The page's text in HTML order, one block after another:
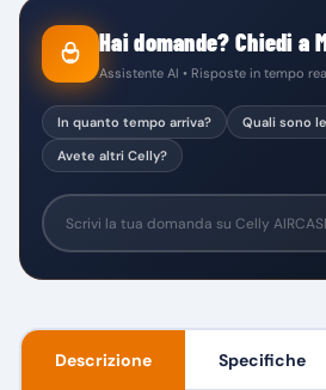
Hai domande? Chiedi a
Assistente AI • Risposte in tempo
In quanto tempo arriva?
Quali sono
Avete altri Celly?
Descrizione Specifiche